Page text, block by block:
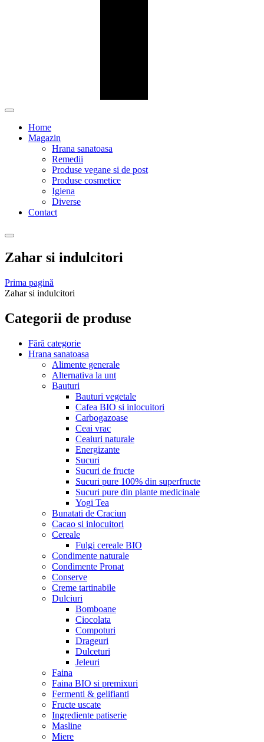
Home
Magazin
Hrana sanatoasa
Remedii
Produse vegane si de post
Produse cosmetice
Igiena
Diverse
Contact
Zahar si indulcitori
Prima pagină
Zahar si indulcitori
Categorii de produse
Fără categorie
Hrana sanatoasa
Alimente generale
Alternativa la unt
Bauturi
Bauturi vegetale
Cafea BIO si inlocuitori
Carbogazoase
Ceai vrac
Ceaiuri naturale
Energizante
Sucuri
Sucuri de fructe
Sucuri pure 100% din superfructe
Sucuri pure din plante medicinale
Yogi Tea
Bunatati de Craciun
Cacao si inlocuitori
Cereale
Fulgi cereale BIO
Condimente naturale
Condimente Pronat
Conserve
Creme tartinabile
Dulciuri
Bomboane
Ciocolata
Compoturi
Drageuri
Dulceturi
Jeleuri
Faina
Faina BIO si premixuri
Fermenti & gelifianti
Fructe uscate
Ingrediente patiserie
Masline
Miere